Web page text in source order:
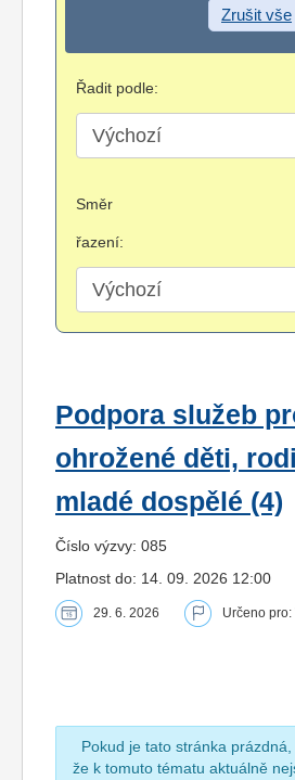
Zrušit vše
Řadit podle:
Směr
řazení:
Podpora služeb
ohrožené děti,
mladé dospělé (4)
Číslo výzvy: 085
Platnost do: 14. 09. 2026 12:00
29. 6. 2026 Určeno pro:
Pokud je tato stránka prázdná,
že k tomuto tématu aktuálně